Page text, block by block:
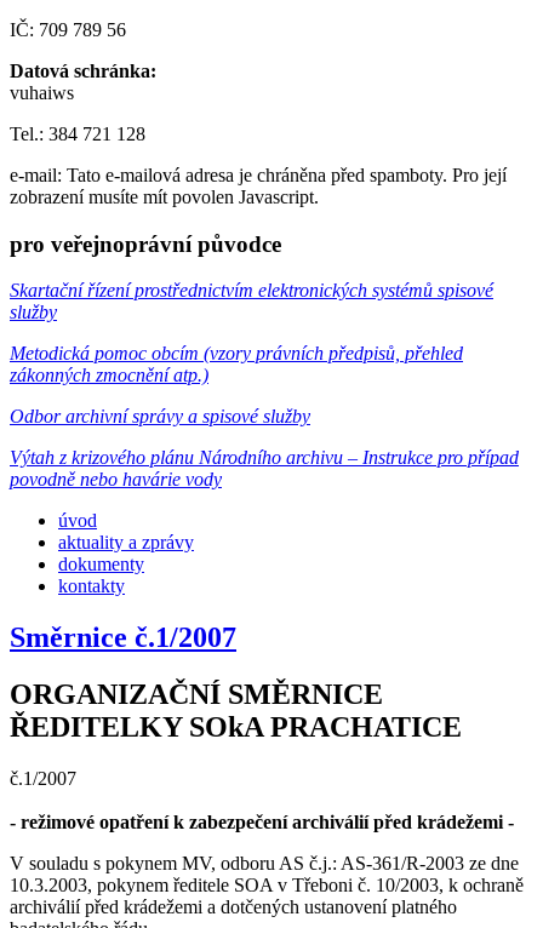
IČ: 709 789 56
Datová schránka:
vuhaiws
Tel.: 384 721 128
e-mail: Tato e-mailová adresa je chráněna před spamboty. Pro její
zobrazení musíte mít povolen Javascript.
pro veřejnoprávní původce
Skartační řízení prostřednictvím elektronických systémů spisové
služby
Metodická pomoc obcím (vzory právních předpisů, přehled
zákonných zmocnění atp.)
Odbor archivní správy a spisové služby
Výtah z krizového plánu Národního archivu – Instrukce pro případ
povodně nebo havárie vody
úvod
aktuality a zprávy
dokumenty
kontakty
Směrnice č.1/2007
ORGANIZAČNÍ SMĚRNICE
ŘEDITELKY SOkA PRACHATICE
č.1/2007
- režimové opatření k zabezpečení archiválií před krádežemi -
V souladu s pokynem MV, odboru AS č.j.: AS-361/R-2003 ze dne
10.3.2003, pokynem ředitele SOA v Třeboni č. 10/2003, k ochraně
archiválií před krádežemi a dotčených ustanovení platného